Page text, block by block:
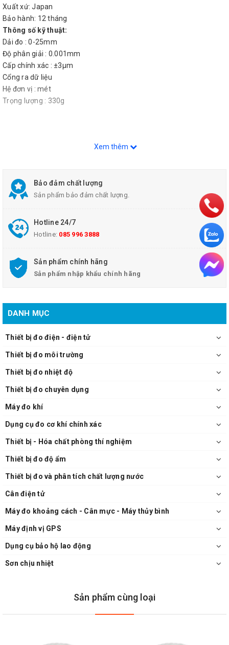
Xuất xứ: Japan
Bảo hành: 12 tháng
Thông số kỹ thuật:
Dải đo : 0-25mm
Độ phân giải : 0.001mm
Cấp chính xác : ±3µm
Cổng ra dữ liệu
Hệ đơn vị : mét
Trọng lượng : 330g
Xem thêm
Bảo đảm chất lượng
Sản phẩm bảo đảm chất lượng.
Hotline 24/7
Hotline: 085 996 3888
Sản phẩm chính hãng
Sản phẩm nhập khẩu chính hãng
DANH MỤC
Thiết bị đo điện - điện tử
Thiết bị đo môi trường
Thiết bị đo nhiệt độ
Thiết bị đo chuyên dụng
Máy đo khí
Dụng cụ đo cơ khí chính xác
Thiết bị - Hóa chất phòng thí nghiệm
Thiết bị đo độ ẩm
Thiết bị đo và phân tích chất lượng nước
Cân điện tử
Máy đo khoảng cách - Cân mực - Máy thủy bình
Máy định vị GPS
Dụng cụ bảo hộ lao động
Sơn chịu nhiệt
Sản phẩm cùng loại